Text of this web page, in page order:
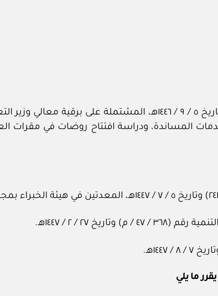
الخدمات المساندة، ودراسة افتتاح روضات في مقرات
٢٧ / ٢ / ١٤٤٧هـ.
يقرر ما يلي